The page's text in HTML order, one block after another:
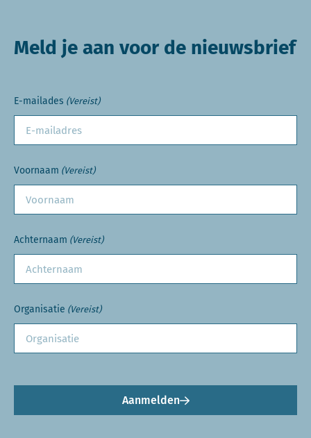
Meld je aan voor de nieuwsbrief
E-mailades (Vereist)
Voornaam (Vereist)
Achternaam (Vereist)
Organisatie (Vereist)
Aanmelden